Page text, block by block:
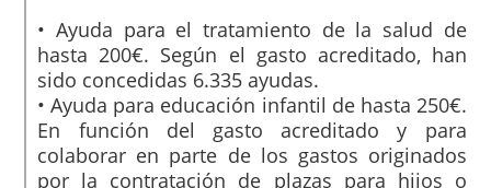
• Ayuda para el tratamiento de la salud de
hasta 200€. Según el gasto acreditado, han
sido concedidas 6.335 ayudas.
• Ayuda para educación infantil de hasta 250€.
En función del gasto acreditado y para
colaborar en parte de los gastos originados
por la contratación de plazas para hijos o